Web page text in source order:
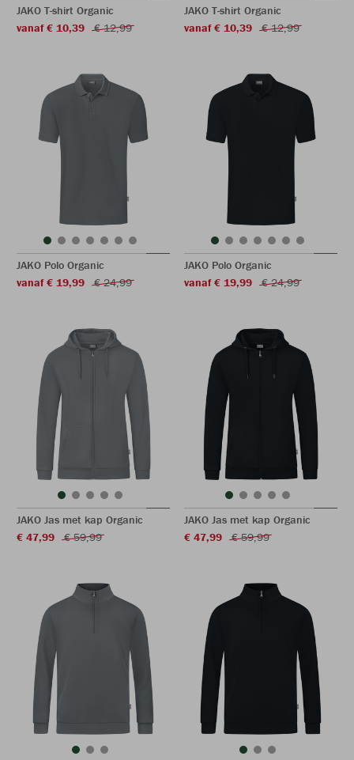
JAKO T-shirt Organic
vanaf € 10,39
€ 12,99
JAKO T-shirt Organic
vanaf € 10,39
€ 12,99
JAKO Polo Organic
vanaf € 19,99
€ 24,99
JAKO Polo Organic
vanaf € 19,99
€ 24,99
JAKO Jas met kap Organic
€ 47,99
€ 59,99
JAKO Jas met kap Organic
€ 47,99
€ 59,99